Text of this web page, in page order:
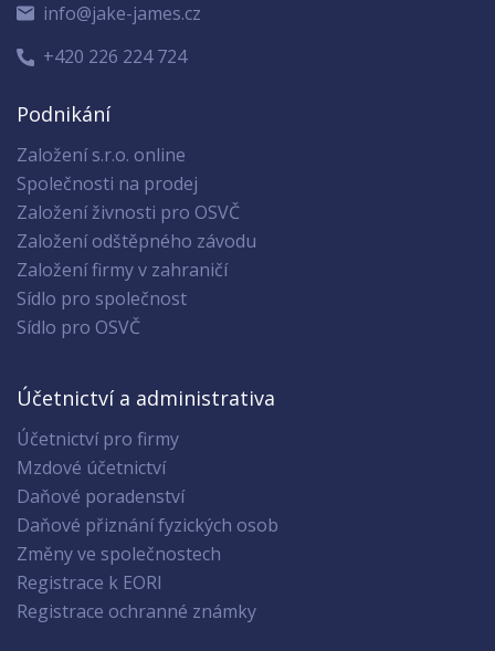
info@jake-james.cz
+420 226 224 724
Podnikání
Založení s.r.o. online
Společnosti na prodej
Založení živnosti pro OSVČ
Založení odštěpného závodu
Založení firmy v zahraničí
Sídlo pro společnost
Sídlo pro OSVČ
Účetnictví a administrativa
Účetnictví pro firmy
Mzdové účetnictví
Daňové poradenství
Daňové přiznání fyzických osob
Změny ve společnostech
Registrace k EORI
Registrace ochranné známky